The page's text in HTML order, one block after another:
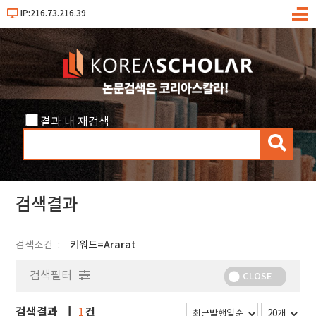
IP:216.73.216.39
메
결과 내 재검색
검
색
검색결과
검색조건 키워드=Ararat
검색필터 CLOSE
검색결과 1건